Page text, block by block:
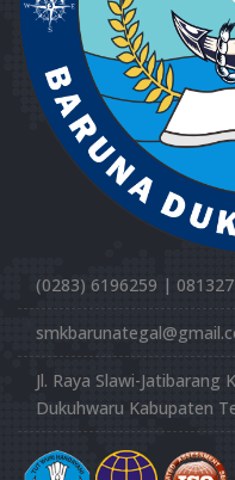
(0283) 6196259 |
Jl. Raya Slawi-
Dukuhwaru Kabupaten